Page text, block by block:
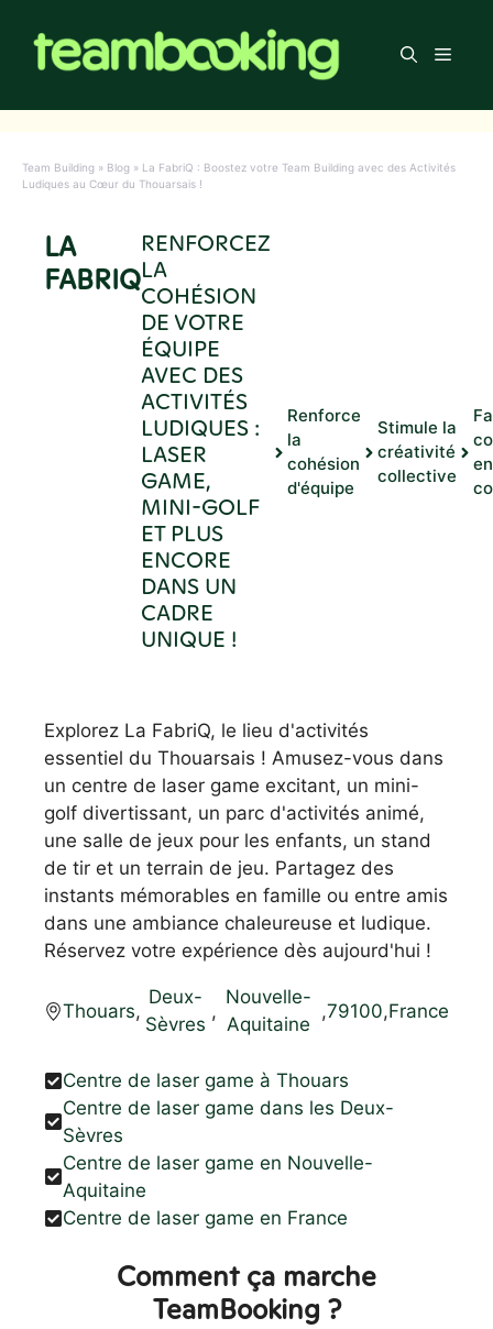
contenu
Menu
Team Building » Blog » La FabriQ : Boostez votre Team Building avec des Activités
Ludiques au Cœur du Thouarsais !
LA
FABRIQ
RENFORCEZ
LA
COHÉSION
DE VOTRE
ÉQUIPE
AVEC DES
ACTIVITÉS
LUDIQUES :
LASER
GAME,
MINI-GOLF
ET PLUS
ENCORE
DANS UN
CADRE
UNIQUE !
Renforce
la
cohésion
d'équipe
Stimule la
créativité
collective
Explorez La FabriQ, le lieu d'activités
essentiel du Thouarsais ! Amusez-vous dans
un centre de laser game excitant, un mini-
golf divertissant, un parc d'activités animé,
une salle de jeux pour les enfants, un stand
de tir et un terrain de jeu. Partagez des
instants mémorables en famille ou entre amis
dans une ambiance chaleureuse et ludique.
Réservez votre expérience dès aujourd'hui !
Thouars,
Deux-
Sèvres
,
Nouvelle-
Aquitaine
,79100,France
Centre de laser game à Thouars
Centre de laser game dans les Deux-
Sèvres
Centre de laser game en Nouvelle-
Aquitaine
Centre de laser game en France
Comment ça marche
TeamBooking ?